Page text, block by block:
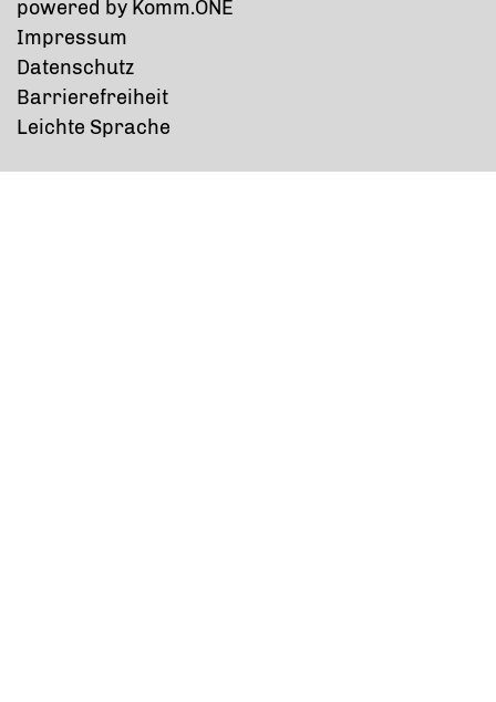
powered by Komm.ONE
Impressum
Datenschutz
Barrierefreiheit
Leichte Sprache